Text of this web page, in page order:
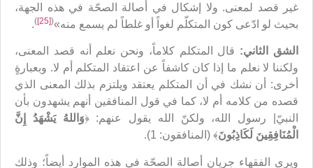
غير قصد لمعنى. ولا إشكال في أصالة الصحّة في هذه الجهة،
بحيث لو ادّعى كون المتكلّم لغواً أو غلطاً لم يسمع منه»(
[25]
)
.
الشق الثاني: قال المتكلم كلاماً، ونحن نعلم أنه قصد المعنى،
ولكننا لا نعلم ما إذا كان كاشفاً عن اعتقاد المتكلم أم لا. وبعبارةٍ
أخرى: أن نشك في أن المتكلم يعتقد ويلتزم بذلك المعنى الذي
قصده من كلامه أم لا، كما في قول المنافقين أنهم يشهدون بأن
النبيّ| رسول الله، ولكنّ الله يقول عنهم: ﴿وَاللهُ يَشْهَدُ إِنَّ
الْمُنَافِقِينَ لَكَاذِبُونَ﴾ (المنافقون: 1).
ويرى الفقهاء جريان أصالة الصحّة في هذه الموارد أيضاً؛ وذلك